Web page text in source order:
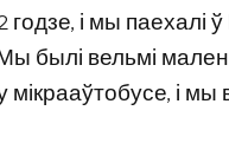
годзе, і мы
былі вельмі
мікрааўтобусе, і